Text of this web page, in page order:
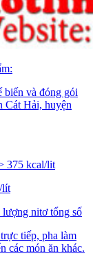
biến và đóng gói
Cát Hải, huyện
375 kcal/lit
lít
nitơ tổng số
tiếp, pha làm
các món ăn khác.